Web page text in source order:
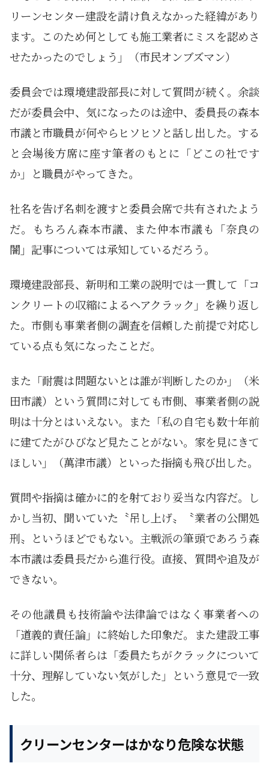
リーンセンター建設を請け負えなかった経緯があり
ます。このため何としても施工業者にミスを認めさ
せたかったのでしょう」（市民オンブズマン）
委員会では環境建設部長に対して質問が続く。余談
だが委員会中、気になったのは途中、委員長の森本
市議と市職員が何やらヒソヒソと話し出した。する
と会場後方席に座す筆者のもとに「どこの社です
か」と職員がやってきた。
社名を告げ名刺を渡すと委員会席で共有されたよう
だ。もちろん森本市議、また仲本市議も「奈良の
闇」記事については承知しているだろう。
環境建設部長、新明和工業の説明では一貫して「コ
ンクリートの収縮によるヘアクラック」を繰り返し
た。市側も事業者側の調査を信頼した前提で対応し
ている点も気になったことだ。
また「耐震は問題ないとは誰が判断したのか」（米
田市議）という質問に対しても市側、事業者側の説
明は十分とはいえない。また「私の自宅も数十年前
に建てたがひびなど見たことがない。家を見にきて
ほしい」（萬津市議）といった指摘も飛び出した。
質問や指摘は確かに的を射ており妥当な内容だ。し
かし当初、聞いていた〝吊し上げ〟〝業者の公開処
刑〟というほどでもない。主戦派の筆頭であろう森
本市議は委員長だから進行役。直接、質問や追及が
できない。
その他議員も技術論や法律論ではなく事業者への
「道義的責任論」に終始した印象だ。また建設工事
に詳しい関係者らは「委員たちがクラックについて
十分、理解していない気がした」という意見で一致
した。
クリーンセンターはかなり危険な状態